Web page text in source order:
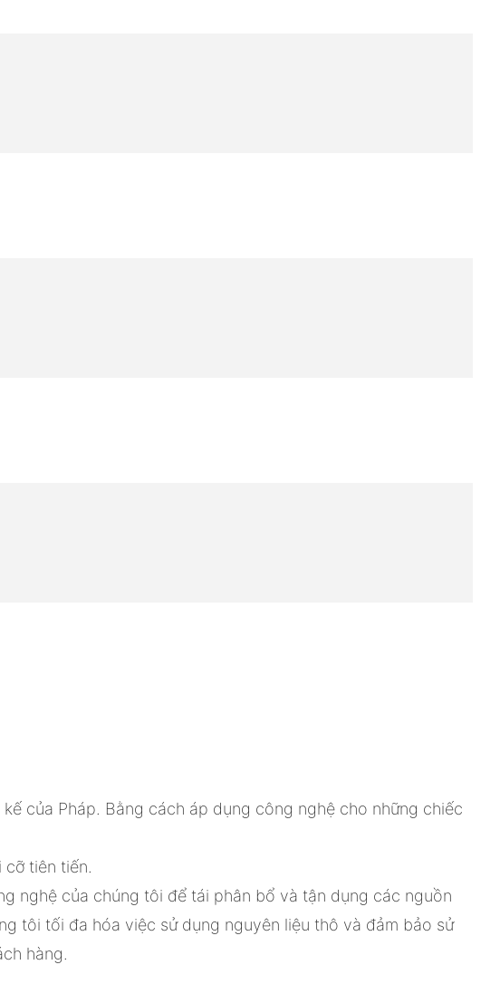
của Pháp. Bằng cách áp dụng công nghệ cho những chiếc
tiên tiến.
nghệ của chúng tôi để tái phân bổ và tận dụng các nguồn
tôi tối đa hóa việc sử dụng nguyên liệu thô và đảm bảo sử
hàng.